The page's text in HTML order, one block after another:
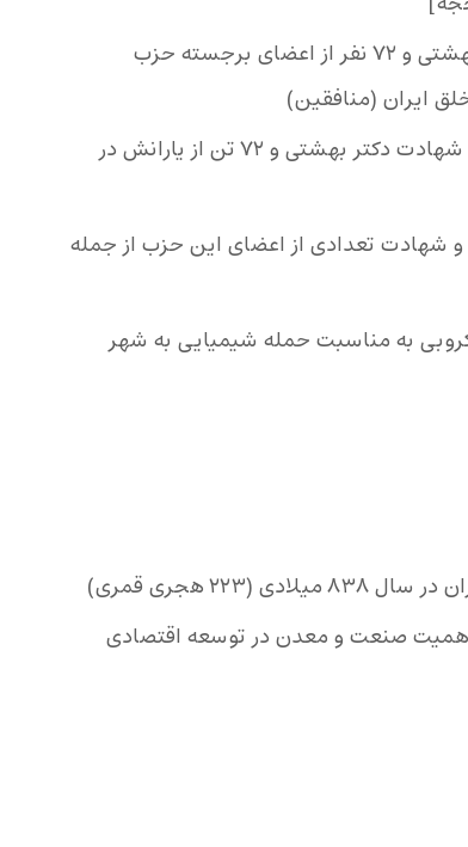
۷ تیر شهادت آیت‌الله سید محمد حسینی بهشتی و ۷۲ نفر از اعضای برجسته حزب
ایران (منافقین)
۷ تیر روز قوه قضاییه به مناسبت بزرگداشت شهادت دکتر بهشتی و ۷۲ تن از یارانش در
و شهادت تعدادی از اعضای این حزب از جمله
به مناسبت حمله شیمیایی به شهر
اهمیت صنعت و معدن در توسعه اقتصادی